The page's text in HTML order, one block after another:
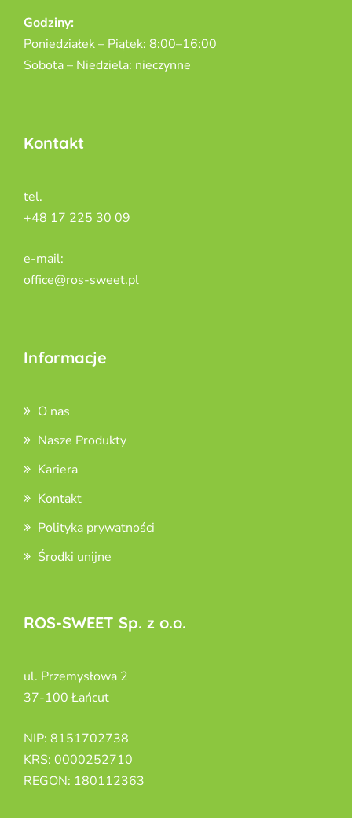
Godziny:
Poniedziałek – Piątek: 8:00–16:00
Sobota – Niedziela: nieczynne
Kontakt
tel.
+48 17 225 30 09
e-mail:
office@ros-sweet.pl
Informacje
O nas
Nasze Produkty
Kariera
Kontakt
Polityka prywatności
Środki unijne
ROS-SWEET Sp. z o.o.
ul. Przemysłowa 2
37-100 Łańcut
NIP: 8151702738
KRS: 0000252710
REGON: 180112363